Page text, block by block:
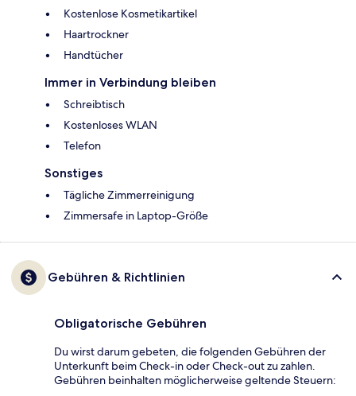
Kostenlose Kosmetikartikel
Haartrockner
Handtücher
Immer in Verbindung bleiben
Schreibtisch
Kostenloses WLAN
Telefon
Sonstiges
Tägliche Zimmerreinigung
Zimmersafe in Laptop-Größe
Gebühren & Richtlinien
Obligatorische Gebühren
Du wirst darum gebeten, die folgenden Gebühren der
Unterkunft beim Check-in oder Check-out zu zahlen.
Gebühren beinhalten möglicherweise geltende Steuern: